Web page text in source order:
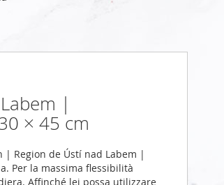
|
× 45 cm
| Region de Ústí nad Labem |
Per la massima flessibilità
Affinché lei possa utilizzare